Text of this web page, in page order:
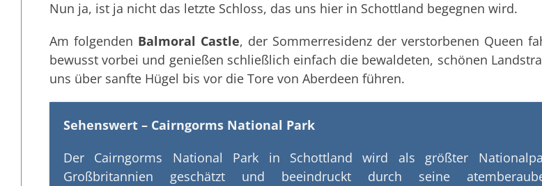
Nun ja, ist ja nicht das letzte Schloss, das uns hier in Schottland begegnen wird.
Am folgenden Balmoral Castle, der Sommerresidenz der verstorbenen Queen
bewusst vorbei und genießen schließlich einfach die bewaldeten, schönen
uns über sanfte Hügel bis vor die Tore von Aberdeen führen.
Sehenswert – Cairngorms National Park
Der Cairngorms National Park in Schottland wird als größter
Großbritannien geschätzt und beeindruckt durch seine